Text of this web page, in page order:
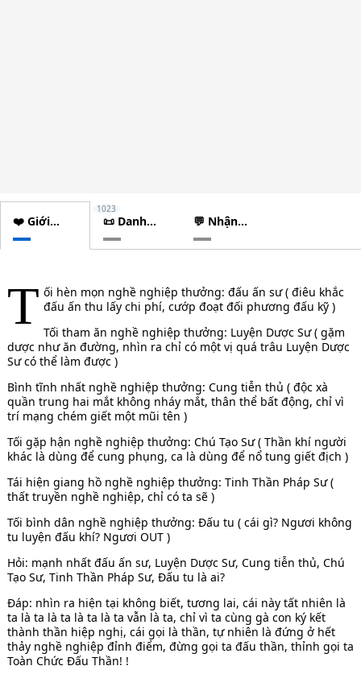
❤️ Giới
thiệu
📜 Danh
sách
chương
1023
💬 Nhận
xét
T ối hèn mọn nghề nghiệp thưởng: đấu ấn sư ( điêu khắc
đấu ấn thu lấy chi phí, cướp đoạt đối phương đấu kỹ )
Tối tham ăn nghề nghiệp thưởng: Luyện Dược Sư ( gặm
dược như ăn đường, nhìn ra chỉ có một vị quá trâu Luyện Dược
Sư có thể làm được )
Bình tĩnh nhất nghề nghiệp thưởng: Cung tiễn thủ ( độc xà
quần trung hai mắt không nháy mắt, thân thể bất động, chỉ vì
trí mạng chém giết một mũi tên )
Tối gặp hận nghề nghiệp thưởng: Chú Tạo Sư ( Thần khí người
khác là dùng để cung phụng, ca là dùng để nổ tung giết địch )
Tái hiện giang hồ nghề nghiệp thưởng: Tinh Thần Pháp Sư (
thất truyền nghề nghiệp, chỉ có ta sẽ )
Tối bình dân nghề nghiệp thưởng: Đấu tu ( cái gì? Ngươi không
tu luyện đấu khí? Ngươi OUT )
Hỏi: mạnh nhất đấu ấn sư, Luyện Dược Sư, Cung tiễn thủ, Chú
Tạo Sư, Tinh Thần Pháp Sư, Đấu tu là ai?
Đáp: nhìn ra hiện tại không biết, tương lai, cái này tất nhiên là
ta là ta là ta là ta là ta vẫn là ta, chỉ vì ta cùng gà con ký kết
thành thần hiệp nghị, cái gọi là thần, tự nhiên là đứng ở hết
thảy nghề nghiệp đỉnh điểm, đừng gọi ta đấu thần, thỉnh gọi ta
Toàn Chức Đấu Thần! !